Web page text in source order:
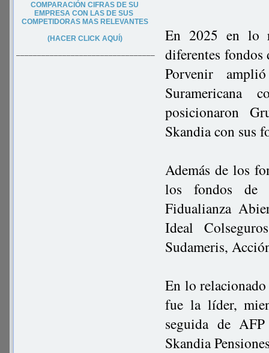
COMPARACIÓN CIFRAS DE SU
EMPRESA CON LAS DE SUS
COMPETIDORAS MAS RELEVANTES
(HACER CLICK AQUÍ)
–––––––––––––––––––––––––––––––––
En 2025 en lo
diferentes fondos
Porvenir
Suramericana
posicionaron
Skandia con sus
Además de los
los fondos de
Fidualianza
Ideal
Sudameris,
En lo
fue la líder,
seguida de
Skandia